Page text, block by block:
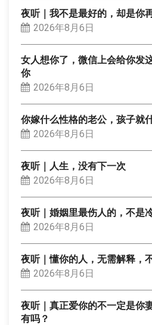
夜听｜我不是最好的，却是你
2026年8月6日
女人想你了，微信上会给你发
你
2026年8月6日
你嫁什么性格的老公，孩子就
2026年8月6日
夜听｜人生，没有下一次
2026年8月6日
夜听｜婚姻里最伤人的，不是
2026年8月6日
夜听｜懂你的人，无需解释，
2026年8月6日
夜听｜真正爱你的不一定是你
有吗？